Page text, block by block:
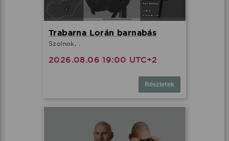
Trabarna Lorán barnabás
Szolnok, .
2026.08.06 19:00 UTC+2
Részletek